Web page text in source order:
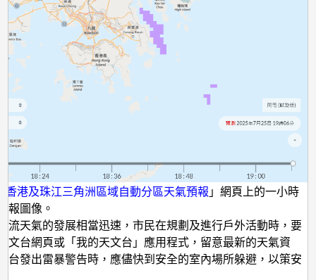
香港及珠江三角洲區域自動分區天氣預報 」網頁上的一小時
報圖像。
流天氣的發展相當迅速，市民在規劃及進行戶外活動時，要
文台網頁或「我的天文台」應用程式，留意最新的天氣資
台發出雷暴警告時，應儘快到安全的室內場所躲避，以策安